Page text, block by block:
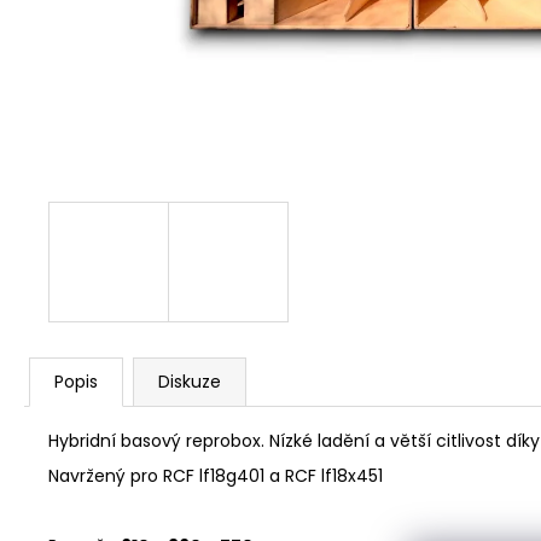
Popis Diskuze
Hybridní basový reprobox. Nízké ladění a větší citlivost
Navržený pro RCF lf18g401 a RCF lf18x451
10 504 Kč